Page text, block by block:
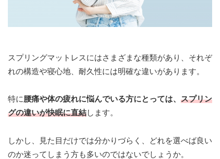
スプリングマットレスにはさまざまな種類があり、それぞ
れの構造や寝心地、耐久性には明確な違いがあります。
特に腰痛や体の疲れに悩んでいる方にとっては、 スプリン
グの違いが快眠に直結します。
しかし、見た目だけでは分かりづらく、どれを選べば良い
のか迷ってしまう方も多いのではないでしょうか。